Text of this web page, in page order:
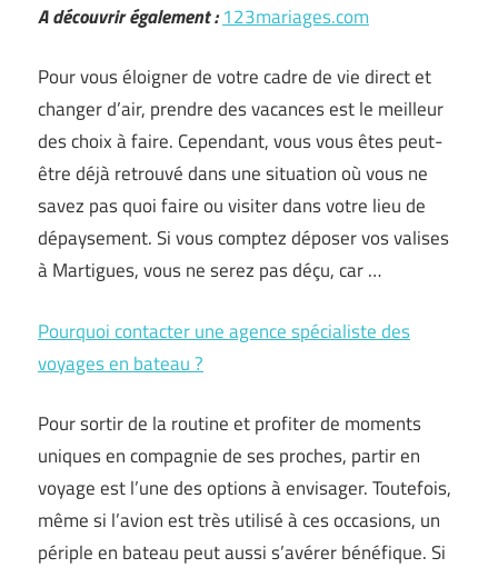
A découvrir également : 123mariages.com
Pour vous éloigner de votre cadre de vie direct et
changer d’air, prendre des vacances est le meilleur
des choix à faire. Cependant, vous vous êtes peut-
être déjà retrouvé dans une situation où vous ne
savez pas quoi faire ou visiter dans votre lieu de
dépaysement. Si vous comptez déposer vos valises
à Martigues, vous ne serez pas déçu, car …
Pourquoi contacter une agence spécialiste des
voyages en bateau ?
Pour sortir de la routine et profiter de moments
uniques en compagnie de ses proches, partir en
voyage est l’une des options à envisager. Toutefois,
même si l’avion est très utilisé à ces occasions, un
périple en bateau peut aussi s’avérer bénéfique. Si